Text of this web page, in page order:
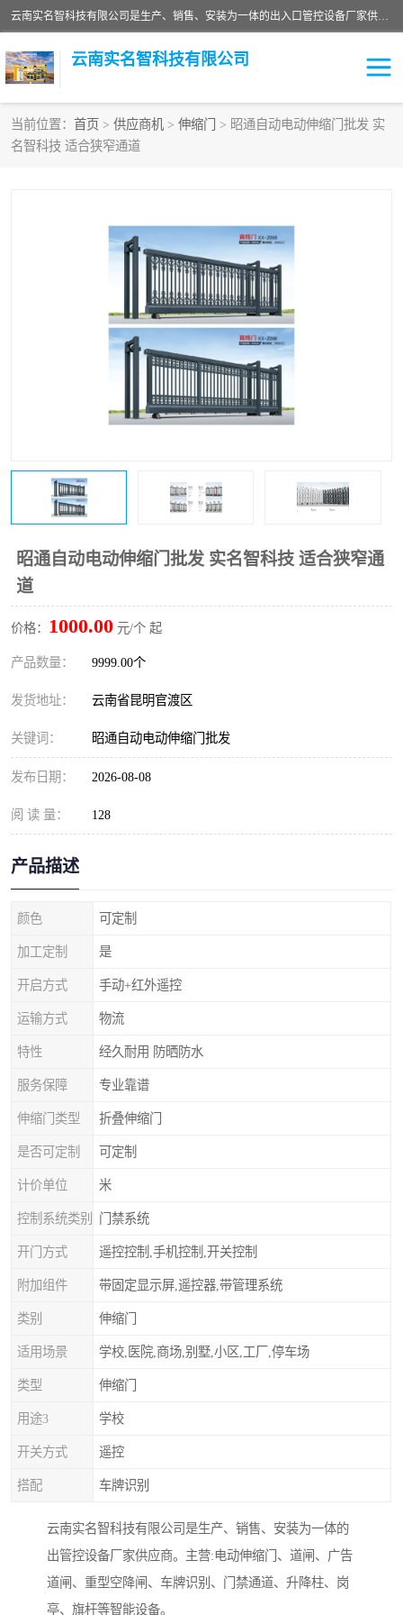
云南实名智科技有限公司是生产、销售、安装为一体的出入口管控设备厂家供应商。主营:电动伸缩门、道闸、广告道闸、重型空降闸、车牌识别、门禁通道、升降柱、岗亭、旗杆等智能设备。主营产品: 电动伸缩门,道闸门禁,车牌识别 生产、销售、安装为一体的出入口管控设备厂家源头供应商。
云南实名智科技有限公司
当前位置： 首页 > 供应商机 > 伸缩门
> 昭通自动电动伸缩门批发 实
名智科技 适合狭窄通道
昭通自动电动伸缩门批发 实名智科技 适合狭窄通
道
价格： 1000.00 元/个 起
产品数量： 9999.00个
发货地址： 云南省昆明官渡区
关键词： 昭通自动电动伸缩门批发
发布日期： 2026-08-08
阅 读 量： 128
产品描述
颜色 可定制
加工定制 是
开启方式 手动+红外遥控
运输方式 物流
特性 经久耐用 防晒防水
服务保障 专业靠谱
伸缩门类型 折叠伸缩门
是否可定制 可定制
计价单位 米
控制系统类别 门禁系统
开门方式 遥控控制,手机控制,开关控制
附加组件 带固定显示屏,遥控器,带管理系统
类别 伸缩门
适用场景 学校,医院,商场,别墅,小区,工厂,停车场
类型 伸缩门
用途3 学校
开关方式 遥控
搭配 车牌识别
云南实名智科技有限公司是生产、销售、安装为一体的
出管控设备厂家供应商。主营:电动伸缩门、道闸、广告
道闸、重型空降闸、车牌识别、门禁通道、升降柱、岗
亭、旗杆等智能设备。
车牌识别门系列
通道闸系列